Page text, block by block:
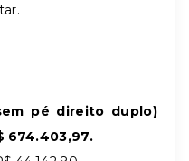
pé direito duplo)
674.403,97.